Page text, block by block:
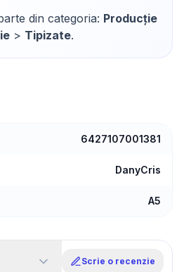
din categoria: Producție
> Tipizate.
6427107001381
DanyCris
A5
Scrie o recenzie